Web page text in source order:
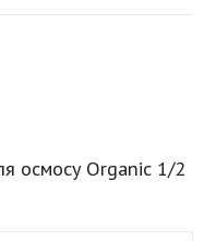
осмосу Organic 1/2